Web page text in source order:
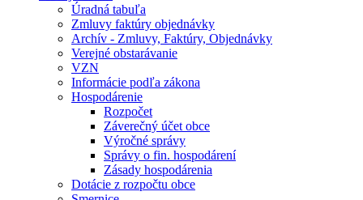
Úradná tabuľa
Zmluvy faktúry objednávky
Archív - Zmluvy, Faktúry, Objednávky
Verejné obstarávanie
VZN
Informácie podľa zákona
Hospodárenie
Rozpočet
Záverečný účet obce
Výročné správy
Správy o fin. hospodárení
Zásady hospodárenia
Dotácie z rozpočtu obce